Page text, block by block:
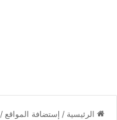
الرئيسية / إستضافة المواقع /